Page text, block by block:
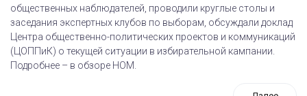
общественных наблюдателей, проводили круглые столы и
заседания экспертных клубов по выборам, обсуждали доклад
Центра общественно-политических проектов и коммуникаций
(ЦОППиК) о текущей ситуации в избирательной кампании.
Подробнее – в обзоре НОМ.